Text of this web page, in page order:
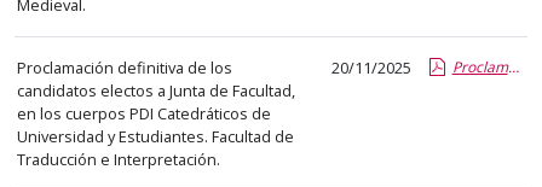
la
segunda
columna
la
fecha
de
Medieval.
Proclamación definitiva de los
candidatos electos a Junta de Facultad,
en los cuerpos PDI Catedráticos de
Universidad y Estudiantes. Facultad de
Traducción e Interpretación.
20/11/2025 Proclamacion definitiva de candidatos electos a Junta de Facultad TeI_CAUN y estudiantes_nov 2025.report.pdf.pdf